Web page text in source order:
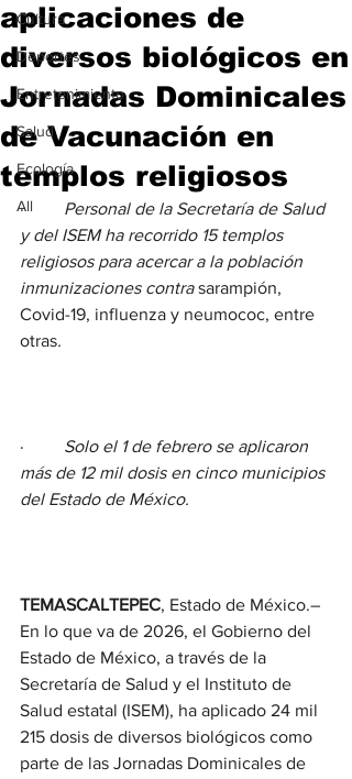
Cultura
Deportes
Entretenimiento
Salud
Ecología
All
aplicaciones de
diversos biológicos en
Jornadas Dominicales
de Vacunación en
templos religiosos
· Personal de la Secretaría de Salud
y del ISEM ha recorrido 15 templos
religiosos para acercar a la población
inmunizaciones contra sarampión,
Covid-19, influenza y neumococ, entre
otras.
· Solo el 1 de febrero se aplicaron
más de 12 mil dosis en cinco municipios
del Estado de México.
TEMASCALTEPEC, Estado de México.–
En lo que va de 2026, el Gobierno del
Estado de México, a través de la
Secretaría de Salud y el Instituto de
Salud estatal (ISEM), ha aplicado 24 mil
215 dosis de diversos biológicos como
parte de las Jornadas Dominicales de